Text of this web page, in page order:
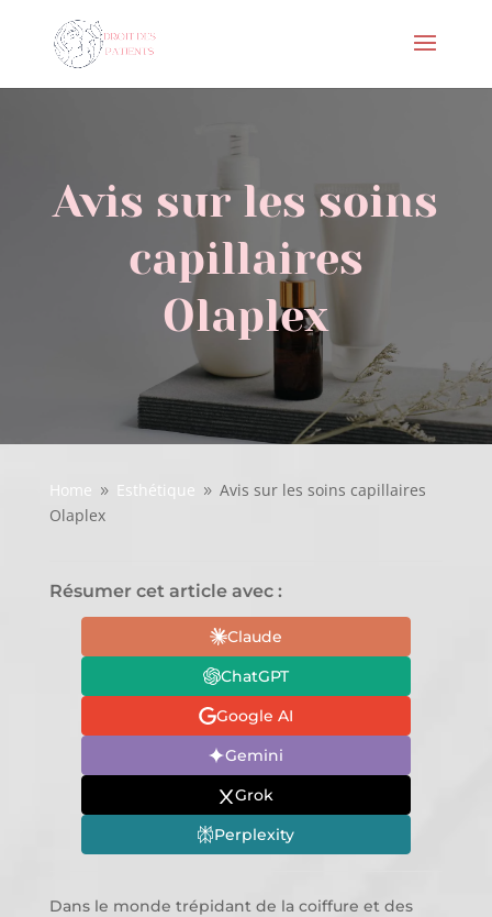
Avis sur les soins
capillaires
Olaplex
Home 9 Esthétique 9 Avis sur les soins capillaires
Olaplex
Résumer cet article avec :
Claude
ChatGPT
Google AI
Gemini
Grok
Perplexity
Dans le monde trépidant de la coiffure et des